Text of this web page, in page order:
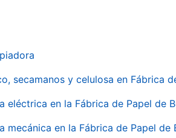
secamanos y celulosa en Fábrica
eléctrica en la Fábrica de Papel de
mecánica en la Fábrica de Papel de